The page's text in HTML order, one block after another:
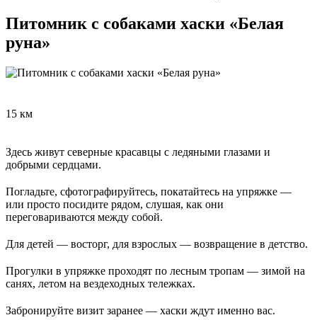
Питомник с собаками хаски «Белая
руна»
15 км
Здесь живут северные красавцы с ледяными глазами и
добрыми сердцами.
Погладьте, сфотографируйтесь, покатайтесь на упряжке —
или просто посидите рядом, слушая, как они
переговариваются между собой.
Для детей — восторг, для взрослых — возвращение в детство.
Прогулки в упряжке проходят по лесным тропам — зимой на
санях, летом на вездеходных тележках.
Забронируйте визит заранее — хаски ждут именно вас.